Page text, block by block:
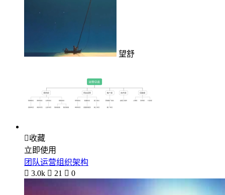
望舒
收藏
立即使用
团队运营组织架构
 3.0k  21  0